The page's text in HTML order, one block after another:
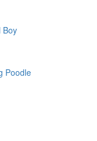
Boy
Poodle